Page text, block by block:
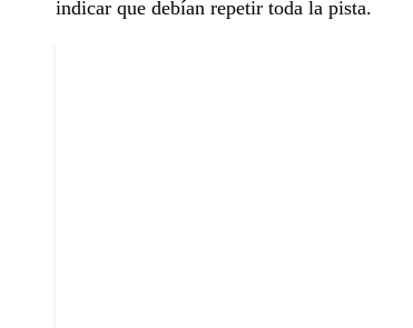
indicar que debían repetir toda la pista.